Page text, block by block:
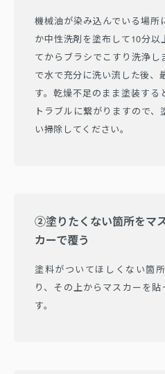
機械油が染み込んでいる場所
か中性洗剤を塗布して10分
てからブラシでこすり洗浄し
で水で充分に洗い流した後、
す。乾燥不足のまま塗装する
トラブルに繋がりますので
い掃除してください。
②塗りたくない箇所をマ
カーで覆う
塗料がついてほしくない箇
り、その上からマスカーを
す。